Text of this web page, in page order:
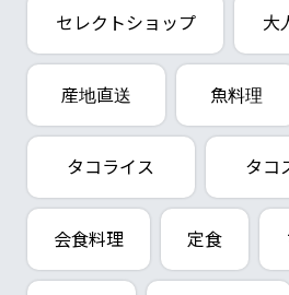
セレクトショップ 大
産地直送 魚料理
タコライス タコ
会食料理 定食